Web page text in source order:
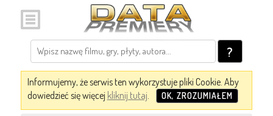
?
Informujemy, że serwis ten wykorzystuje pliki Cookie. Aby
dowiedzieć się więcej kliknij tutaj. OK, ZROZUMIAŁEM